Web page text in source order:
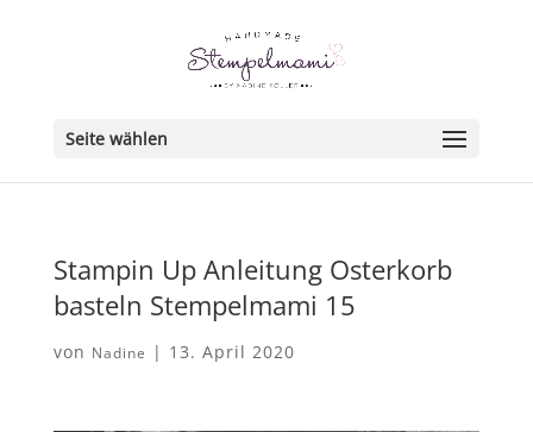
Seite wählen
Stampin Up Anleitung Osterkorb
basteln Stempelmami 15
von Nadine | 13. April 2020